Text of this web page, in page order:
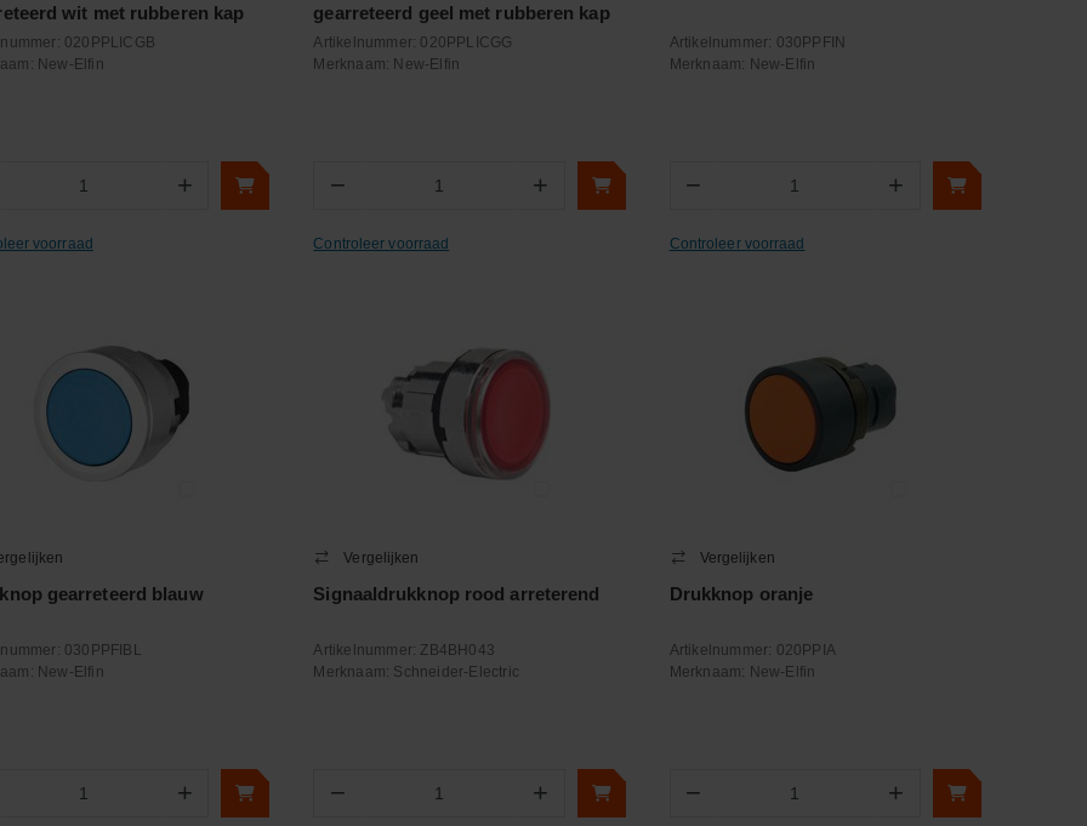
wit met rubberen kap
020PPLICGB
New-Elfin
+
voorraad
gearreteerd geel met rubberen kap
Artikelnummer: 020PPLICGG
Merknaam: New-Elfin
− +
Controleer voorraad
Artikelnummer: 030PPFIN
Merknaam: New-Elfin
− +
Controleer voorraad
gearreteerd blauw
030PPFIBL
New-Elfin
+
Vergelijken
Signaaldrukknop rood arreterend
Artikelnummer: ZB4BH043
Merknaam: Schneider-Electric
− +
Vergelijken
Drukknop oranje
Artikelnummer: 020PPIA
Merknaam: New-Elfin
− +